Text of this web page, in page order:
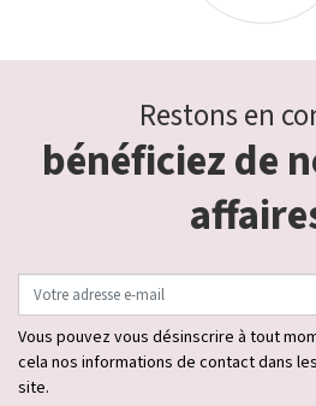
Restons en
bénéficiez de
Vous pouvez vous désinscrire à tout
cela nos informations de contact dans
site.